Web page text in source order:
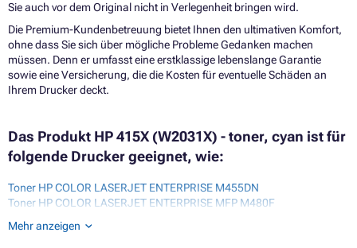
Sie auch vor dem Original nicht in Verlegenheit bringen wird.
Die Premium-Kundenbetreuung bietet Ihnen den ultimativen Komfort,
ohne dass Sie sich über mögliche Probleme Gedanken machen
müssen. Denn er umfasst eine erstklassige lebenslange Garantie
sowie eine Versicherung, die die Kosten für eventuelle Schäden an
Ihrem Drucker deckt.
Das Produkt HP 415X (W2031X) - toner, cyan ist für
folgende Drucker geeignet, wie:
Toner HP COLOR LASERJET ENTERPRISE M455DN
Toner HP COLOR LASERJET ENTERPRISE MFP M480F
Toner HP COLOR LASERJET MANAGED E45028DN
Toner HP COLOR LASERJET MANAGED E47528F
Mehr anzeigen